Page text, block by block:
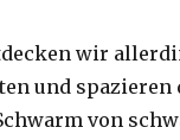
wir
und spazieren
von